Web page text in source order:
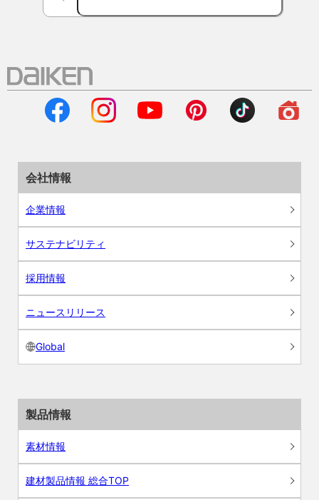
会社情報
企業情報
サステナビリティ
採用情報
ニュースリリース
Global
製品情報
素材情報
建材製品情報 総合TOP